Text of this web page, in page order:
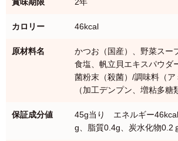
カロリー 46kcal
原材料名
かつお（国産）、野菜スー
食塩、帆立貝エキスパウダ
菌粉末（殺菌）/調味料（ア
（加工デンプン、増粘多糖
保証成分値
45g当り エネルギー
g、脂質0.4g、炭水化物0.2